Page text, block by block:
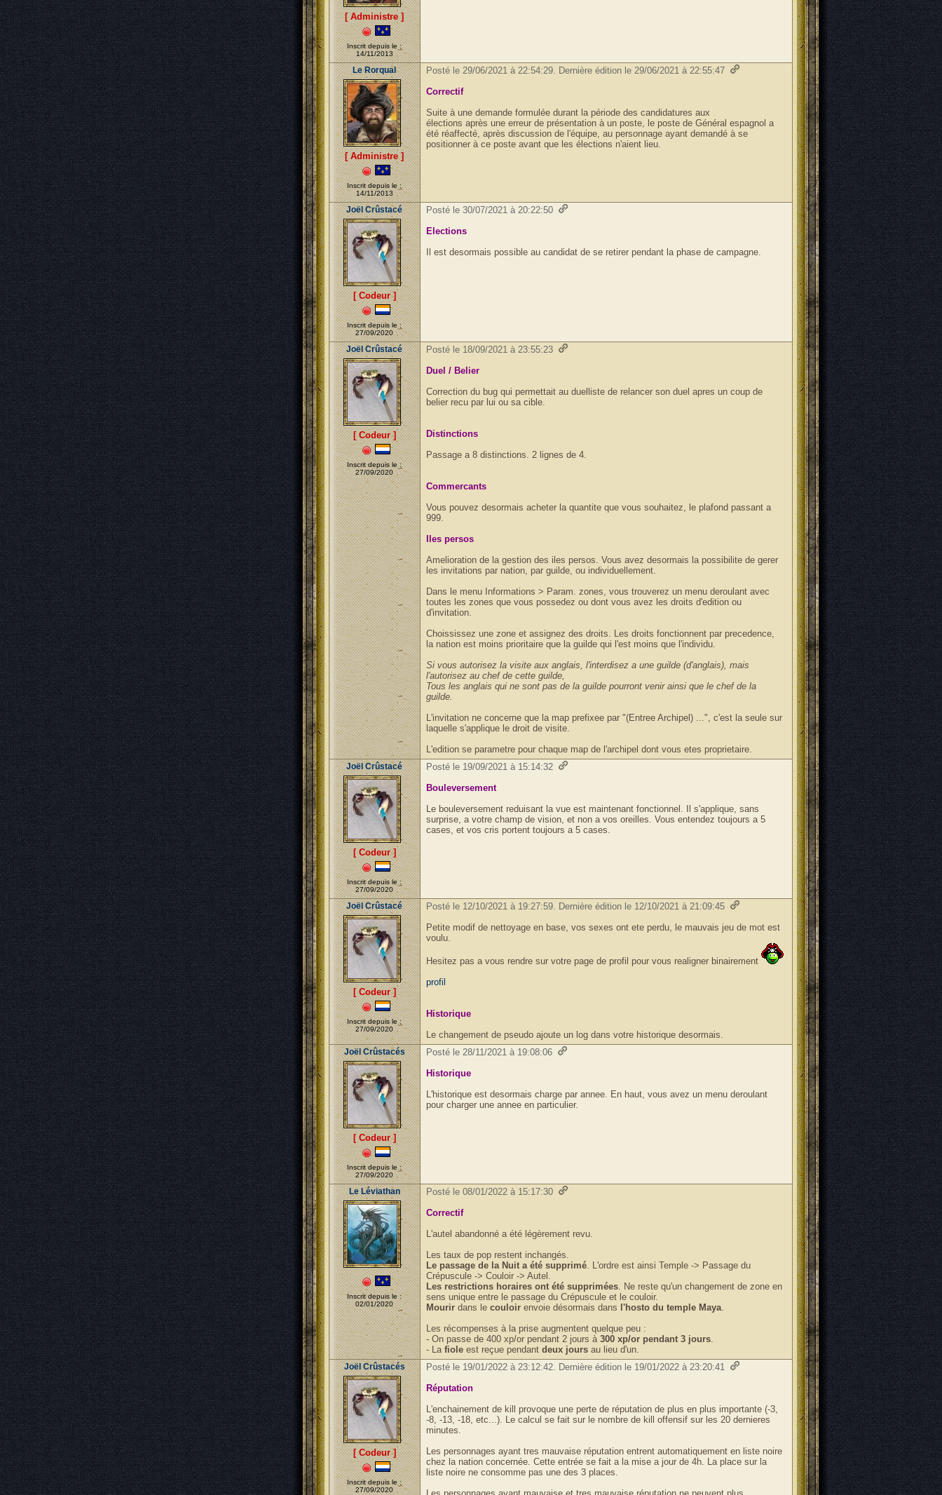
[ Administre ]
Inscrit depuis le :
14/11/2013
Le Rorqual
[ Administre ]
Inscrit depuis le :
14/11/2013
Posté le 29/06/2021 à 22:54:29. Dernière édition le 29/06/2021 à 22:55:47
Correctif
Suite à une demande formulée durant la période des candidatures aux
élections après une erreur de présentation à un poste, le poste de Général espagnol a
été réaffecté, après discussion de l'équipe, au personnage ayant demandé à se
positionner à ce poste avant que les élections n'aient lieu.
Joël Crûstacé
[ Codeur ]
Inscrit depuis le :
27/09/2020
Posté le 30/07/2021 à 20:22:50
Elections
Il est desormais possible au candidat de se retirer pendant la phase de campagne.
Joël Crûstacé
[ Codeur ]
Inscrit depuis le :
27/09/2020
Posté le 18/09/2021 à 23:55:23
Duel / Belier
Correction du bug qui permettait au duelliste de relancer son duel apres un coup de
belier recu par lui ou sa cible.
Distinctions
Passage a 8 distinctions. 2 lignes de 4.
Commercants
Vous pouvez desormais acheter la quantite que vous souhaitez, le plafond passant a
999.
Iles persos
Amelioration de la gestion des iles persos. Vous avez desormais la possibilite de gerer
les invitations par nation, par guilde, ou individuellement.
Dans le menu Informations > Param. zones, vous trouverez un menu deroulant avec
toutes les zones que vous possedez ou dont vous avez les droits d'edition ou
d'invitation.
Choississez une zone et assignez des droits. Les droits fonctionnent par precedence,
la nation est moins prioritaire que la guilde qui l'est moins que l'individu.
Si vous autorisez la visite aux anglais, l'interdisez a une guilde (d'anglais), mais
l'autorisez au chef de cette guilde,
Tous les anglais qui ne sont pas de la guilde pourront venir ainsi que le chef de la
guilde.
L'invitation ne concerne que la map prefixee par "(Entree Archipel) ...", c'est la seule sur
laquelle s'applique le droit de visite.
L'edition se parametre pour chaque map de l'archipel dont vous etes proprietaire.
Joël Crûstacé
[ Codeur ]
Inscrit depuis le :
27/09/2020
Posté le 19/09/2021 à 15:14:32
Bouleversement
Le bouleversement reduisant la vue est maintenant fonctionnel. Il s'applique, sans
surprise, a votre champ de vision, et non a vos oreilles. Vous entendez toujours a 5
cases, et vos cris portent toujours a 5 cases.
Joël Crûstacé
[ Codeur ]
Inscrit depuis le :
27/09/2020
Posté le 12/10/2021 à 19:27:59. Dernière édition le 12/10/2021 à 21:09:45
Petite modif de nettoyage en base, vos sexes ont ete perdu, le mauvais jeu de mot est
voulu.
Hesitez pas a vous rendre sur votre page de profil pour vous realigner binairement
profil
Historique
Le changement de pseudo ajoute un log dans votre historique desormais.
Joël Crûstacés
[ Codeur ]
Inscrit depuis le :
27/09/2020
Posté le 28/11/2021 à 19:08:06
Historique
L'historique est desormais charge par annee. En haut, vous avez un menu deroulant
pour charger une annee en particulier.
Le Léviathan
Inscrit depuis le :
02/01/2020
Posté le 08/01/2022 à 15:17:30
Correctif
L'autel abandonné a été légèrement revu.
Les taux de pop restent inchangés.
Le passage de la Nuit a été supprimé. L'ordre est ainsi Temple -> Passage du
Crépuscule -> Couloir -> Autel.
Les restrictions horaires ont été supprimées. Ne reste qu'un changement de zone en
sens unique entre le passage du Crépuscule et le couloir.
Mourirdans le couloirenvoie désormais dans l'hosto du temple Maya.
Les récompenses à la prise augmentent quelque peu :
- On passe de 400 xp/or pendant 2 jours à 300 xp/or pendant 3 jours.
- La fioleest reçue pendant deux joursau lieu d'un.
Joël Crûstacés
[ Codeur ]
Inscrit depuis le :
27/09/2020
Posté le 19/01/2022 à 23:12:42. Dernière édition le 19/01/2022 à 23:20:41
Réputation
L'enchainement de kill provoque une perte de réputation de plus en plus importante (-3,
-8, -13, -18, etc...). Le calcul se fait sur le nombre de kill offensif sur les 20 dernieres
minutes.
Les personnages ayant tres mauvaise réputation entrent automatiquement en liste noire
chez la nation concernée. Cette entrée se fait a la mise a jour de 4h. La place sur la
liste noire ne consomme pas une des 3 places.